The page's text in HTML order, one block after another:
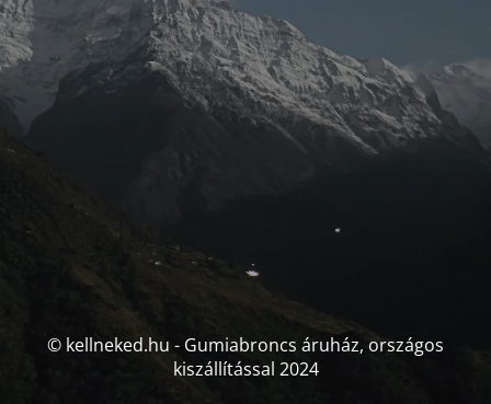
© kellneked.hu - Gumiabroncs áruház, országos
kiszállítással 2024